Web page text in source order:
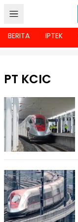
BERITA IPTEK
PT KCIC